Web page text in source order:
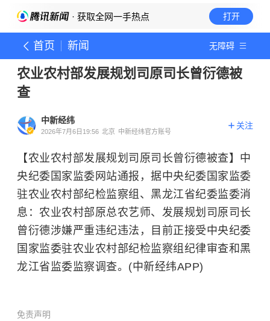
· 获取全网一手热点 打开
首页 新闻 无障碍
农业农村部发展规划司原司长曾衍德被
查
中新经纬
2026年7月6日19:56 北京 中新经纬官方账号
关注
【农业农村部发展规划司原司长曾衍德被查】中
央纪委国家监委网站通报，据中央纪委国家监委
驻农业农村部纪检监察组、黑龙江省纪委监委消
息：农业农村部原总农艺师、发展规划司原司长
曾衍德涉嫌严重违纪违法，目前正接受中央纪委
国家监委驻农业农村部纪检监察组纪律审查和黑
龙江省监委监察调查。(中新经纬APP)
免责声明